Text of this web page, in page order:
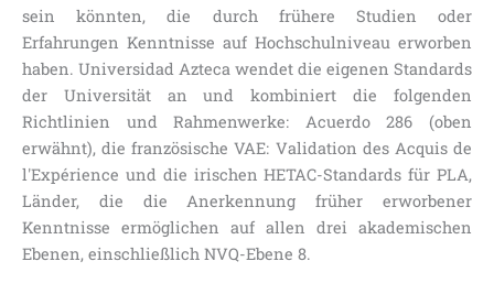
sein könnten, die durch frühere Studien oder
Erfahrungen Kenntnisse auf Hochschulniveau erworben
haben. Universidad Azteca wendet die eigenen Standards
der Universität an und kombiniert die folgenden
Richtlinien und Rahmenwerke: Acuerdo 286 (oben
erwähnt), die französische VAE: Validation des Acquis de
l'Expérience und die irischen HETAC-Standards für PLA,
Länder, die die Anerkennung früher erworbener
Kenntnisse ermöglichen auf allen drei akademischen
Ebenen, einschließlich NVQ-Ebene 8.